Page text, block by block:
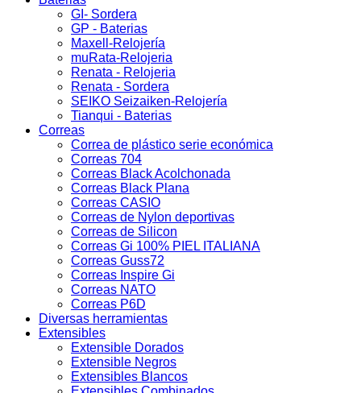
GI- Sordera
GP - Baterias
Maxell-Relojería
muRata-Relojeria
Renata - Relojeria
Renata - Sordera
SEIKO Seizaiken-Relojería
Tianqui - Baterias
Correas
Correa de plástico serie económica
Correas 704
Correas Black Acolchonada
Correas Black Plana
Correas CASIO
Correas de Nylon deportivas
Correas de Silicon
Correas Gi 100% PIEL ITALIANA
Correas Guss72
Correas Inspire Gi
Correas NATO
Correas P6D
Diversas herramientas
Extensibles
Extensible Dorados
Extensible Negros
Extensibles Blancos